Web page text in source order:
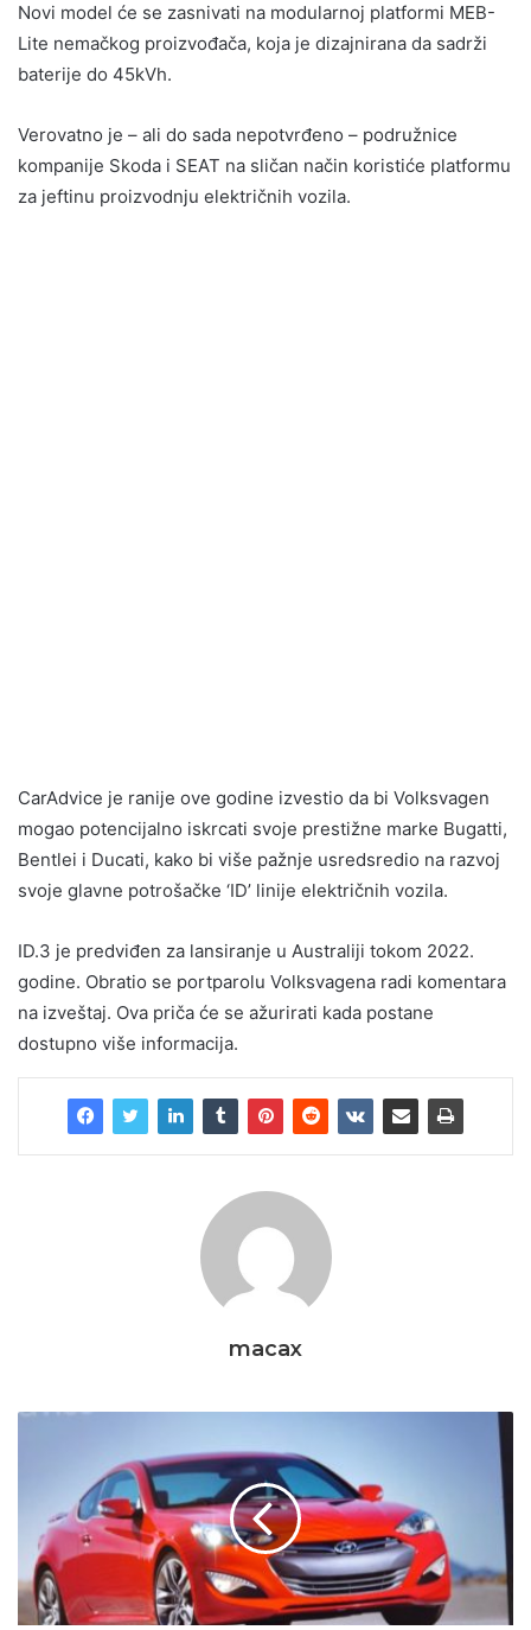
Novi model će se zasnivati na modularnoj platformi MEB-
Lite nemačkog proizvođača, koja je dizajnirana da sadrži
baterije do 45kVh.
Verovatno je – ali do sada nepotvrđeno – podružnice
kompanije Skoda i SEAT na sličan način koristiće platformu
za jeftinu proizvodnju električnih vozila.
CarAdvice je ranije ove godine izvestio da bi Volksvagen
mogao potencijalno iskrcati svoje prestižne marke Bugatti,
Bentlei i Ducati, kako bi više pažnje usredsredio na razvoj
svoje glavne potrošačke ‘ID’ linije električnih vozila.
ID.3 je predviđen za lansiranje u Australiji tokom 2022.
godine. Obratio se portparolu Volksvagena radi komentara
na izveštaj. Ova priča će se ažurirati kada postane
dostupno više informacija.
macax